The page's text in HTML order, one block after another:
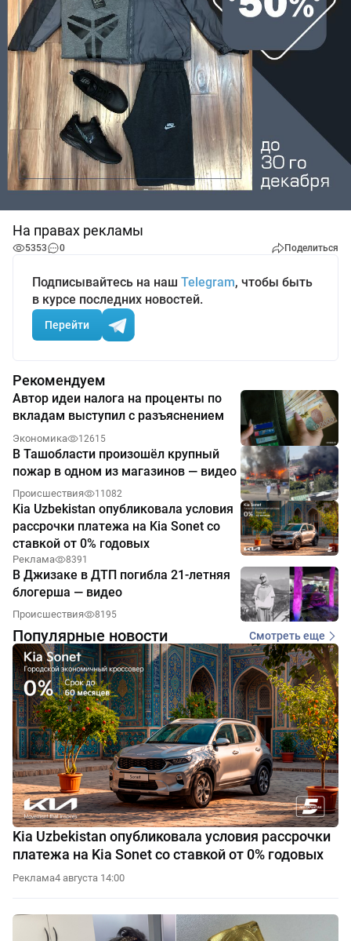
На правах рекламы
5353 0 Поделиться
Подписывайтесь на наш Telegram, чтобы быть
в курсе последних новостей.
Перейти
Рекомендуем
Автор идеи налога на проценты по
вкладам выступил с разъяснением
Экономика 12615
В Ташобласти произошёл крупный
пожар в одном из магазинов — видео
Происшествия 11082
Kia Uzbekistan опубликовала условия
рассрочки платежа на Kia Sonet со
ставкой от 0% годовых
Реклама 8391
В Джизаке в ДТП погибла 21-летняя
блогерша — видео
Происшествия 8195
Популярные новости Смотреть еще
Kia Uzbekistan опубликовала условия рассрочки
платежа на Kia Sonet со ставкой от 0% годовых
Реклама4 августа 14:00